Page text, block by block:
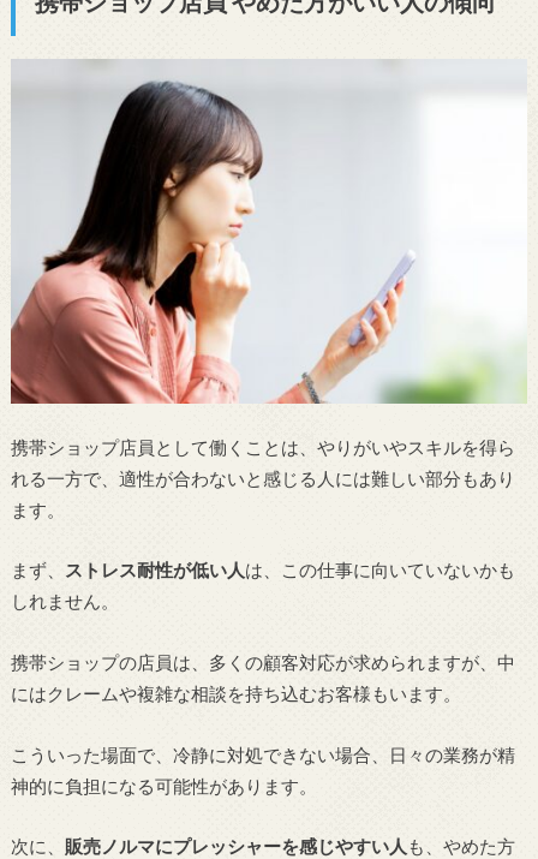
携帯ショップ店員として働くことは、やりがいやスキルを得ら
れる一方で、適性が合わないと感じる人には難しい部分もあり
ます。
まず、 ストレス耐性が低い人は、この仕事に向いていないかも
しれません。
携帯ショップの店員は、多くの顧客対応が求められますが、中
にはクレームや複雑な相談を持ち込むお客様もいます。
こういった場面で、冷静に対処できない場合、日々の業務が精
神的に負担になる可能性があります。
次に、 販売ノルマにプレッシャーを感じやすい人 も、やめた方